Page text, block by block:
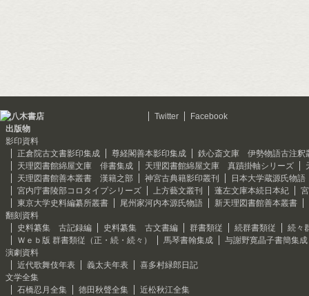
Twitter
Facebook
出版物
影印資料
正倉院古文書影印集成
尊経閣善本影印集成
鉄心斎文庫 伊勢物語古注釈
天理図書館綿屋文庫 俳書集成
天理図書館綿屋文庫 真蹟掛軸シリーズ
天理図書館善本叢書 漢籍之部
神宮古典籍影印叢刊
日本大学蔵源氏物語
宮内庁書陵部コロタイプシリーズ
上方藝文叢刊 蓬左文庫本続日本紀
東京大学史料編纂所叢書
尾州家河内本源氏物語
新天理図書館善本叢書
翻刻資料
史料纂集 古記録編
史料纂集 古文書編 群書類従 続群書類従
続々
Ｗｅｂ版 群書類従（正・続・続々）
馬琴書翰集成
与謝野寛晶子書簡集成
演劇資料
近代歌舞伎年表
義太夫年表
喜多村緑郎日記
文学全集
石橋忍月全集
徳田秋聲全集
近松秋江全集